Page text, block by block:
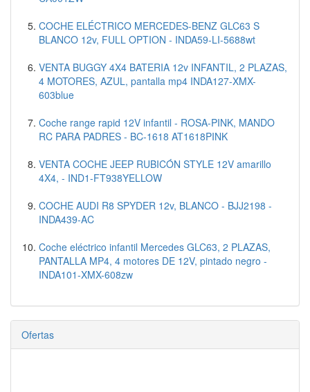
COCHE ELÉCTRICO MERCEDES-BENZ GLC63 S
BLANCO 12v, FULL OPTION - INDA59-LI-5688wt
VENTA BUGGY 4X4 BATERIA 12v INFANTIL, 2 PLAZAS,
4 MOTORES, AZUL, pantalla mp4 INDA127-XMX-
603blue
Coche range rapid 12V infantil - ROSA-PINK, MANDO
RC PARA PADRES - BC-1618 AT1618PINK
VENTA COCHE JEEP RUBICÓN STYLE 12V amarillo
4X4, - IND1-FT938YELLOW
COCHE AUDI R8 SPYDER 12v, BLANCO - BJJ2198 -
INDA439-AC
Coche eléctrico infantil Mercedes GLC63, 2 PLAZAS,
PANTALLA MP4, 4 motores DE 12V, pintado negro -
INDA101-XMX-608zw
Ofertas